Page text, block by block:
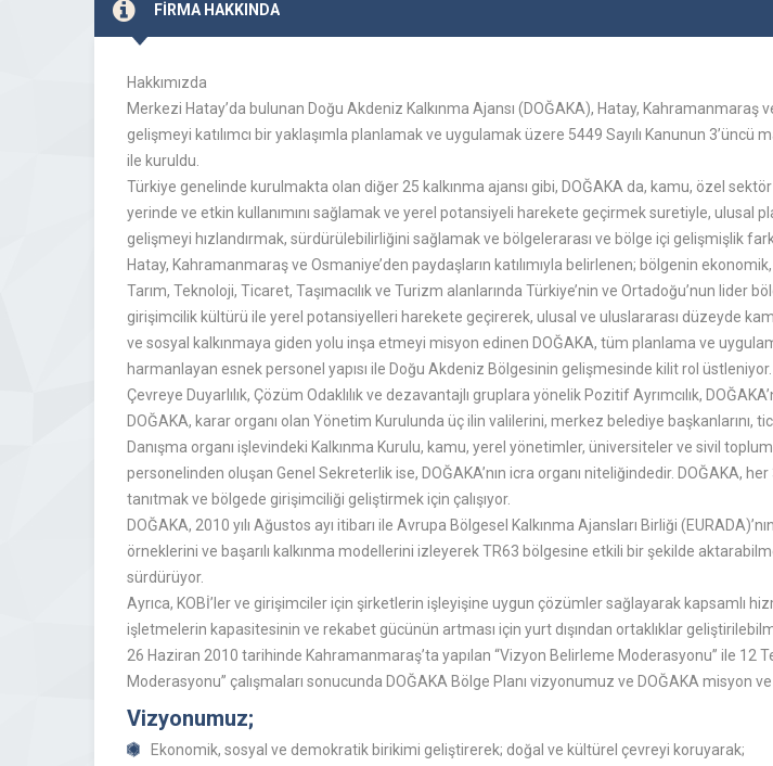
FİRMA HAKKINDA
Hakkımızda
Merkezi Hatay’da bulunan Doğu Akdeniz Kalkınma Ajansı (DOĞAKA), Hatay,
gelişmeyi katılımcı bir yaklaşımla planlamak ve uygulamak üzere 5449 Sayılı Kanunun
ile kuruldu.
Türkiye genelinde kurulmakta olan diğer 25 kalkınma ajansı gibi, DOĞAKA da, kamu, özel
yerinde ve etkin kullanımını sağlamak ve yerel potansiyeli harekete geçirmek suretiyle,
gelişmeyi hızlandırmak, sürdürülebilirliğini sağlamak ve bölgelerarası ve bölge içi gelişmişlik
Hatay, Kahramanmaraş ve Osmaniye’den paydaşların katılımıyla belirlenen; bölgenin
Tarım, Teknoloji, Ticaret, Taşımacılık ve Turizm alanlarında Türkiye’nin ve Ortadoğu’nun
girişimcilik kültürü ile yerel potansiyelleri harekete geçirerek, ulusal ve uluslararası düzeyde
ve sosyal kalkınmaya giden yolu inşa etmeyi misyon edinen DOĞAKA, tüm planlama ve
harmanlayan esnek personel yapısı ile Doğu Akdeniz Bölgesinin gelişmesinde kilit rol üstleniyor.
Çevreye Duyarlılık, Çözüm Odaklılık ve dezavantajlı gruplara yönelik Pozitif Ayrımcılık,
DOĞAKA, karar organı olan Yönetim Kurulunda üç ilin valilerini, merkez belediye başkanlarını,
Danışma organı işlevindeki Kalkınma Kurulu, kamu, yerel yönetimler, üniversiteler ve sivil
personelinden oluşan Genel Sekreterlik ise, DOĞAKA’nın icra organı niteliğindedir. DOĞAKA,
tanıtmak ve bölgede girişimciliği geliştirmek için çalışıyor.
DOĞAKA, 2010 yılı Ağustos ayı itibarı ile Avrupa Bölgesel Kalkınma Ajansları Birliği
örneklerini ve başarılı kalkınma modellerini izleyerek TR63 bölgesine etkili bir şekilde
sürdürüyor.
Ayrıca, KOBİ’ler ve girişimciler için şirketlerin işleyişine uygun çözümler sağlayarak kapsamlı
işletmelerin kapasitesinin ve rekabet gücünün artması için yurt dışından ortaklıklar
26 Haziran 2010 tarihinde Kahramanmaraş’ta yapılan “Vizyon Belirleme Moderasyonu” ile 12
Moderasyonu” çalışmaları sonucunda DOĞAKA Bölge Planı vizyonumuz ve DOĞAKA misyon
Vizyonumuz;
Ekonomik, sosyal ve demokratik birikimi geliştirerek; doğal ve kültürel çevreyi koruyarak;